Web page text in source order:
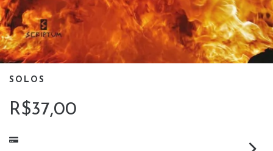
SOLOS
R$37,00